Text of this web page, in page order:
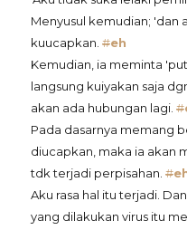
Menyusul kemudian; 'dan
kuucapkan. #eh
Kemudian, ia meminta
langsung kuiyakan saja
akan ada hubungan lagi. #
Pada dasarnya memang
diucapkan, maka ia akan
tdk terjadi perpisahan. #
Aku rasa hal itu terjadi.
yang dilakukan virus itu